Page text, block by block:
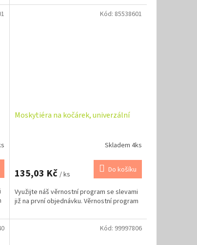
Moskytiéra na kočárek, univerzální
Skladem 4ks
135,03 Kč / ks Do košíku
Využijte náš věrnostní program se slevami
již na první objednávku. Věrnostní program
Kód: 85538601
Kód: 99997806